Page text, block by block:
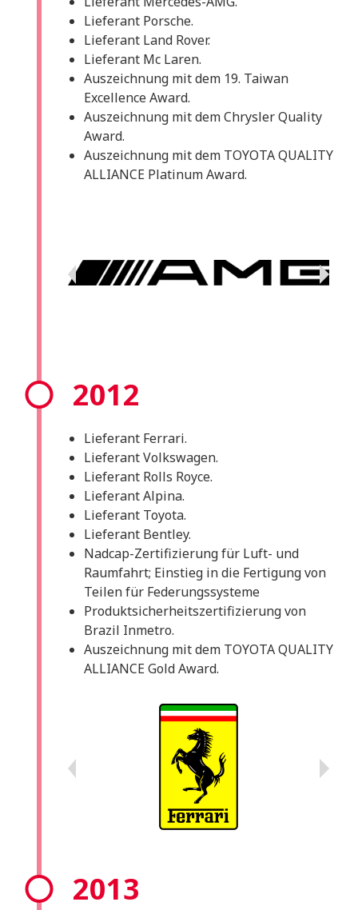
Lieferant Porsche.
Lieferant Land Rover.
Lieferant Mc Laren.
Auszeichnung mit dem 19. Taiwan
Excellence Award.
Auszeichnung mit dem Chrysler Quality
Award.
Auszeichnung mit dem TOYOTA QUALITY
ALLIANCE Platinum Award.
2012
Lieferant Ferrari.
Lieferant Volkswagen.
Lieferant Rolls Royce.
Lieferant Alpina.
Lieferant Toyota.
Lieferant Bentley.
Nadcap-Zertifizierung für Luft- und
Raumfahrt; Einstieg in die Fertigung von
Teilen für Federungssysteme
Produktsicherheitszertifizierung von
Brazil Inmetro.
Auszeichnung mit dem TOYOTA QUALITY
ALLIANCE Gold Award.
2013